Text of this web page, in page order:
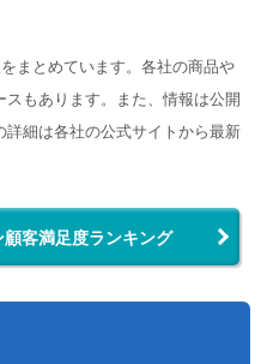
まとめています。各社の商品や
もあります。また、情報は公開
細は各社の公式サイトから最新
客満足度ランキング